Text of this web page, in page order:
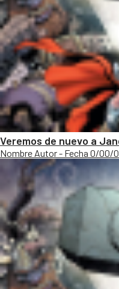
Veremos de nuevo a
Nombre Autor - Fecha 0/00/